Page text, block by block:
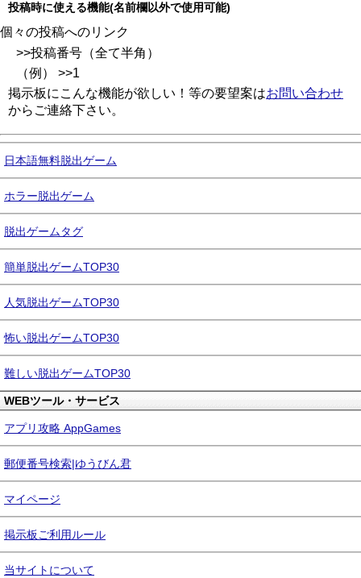
投稿時に使える機能(名前欄以外で使用可能)
個々の投稿へのリンク
>>投稿番号（全て半角）
（例） >>1
掲示板にこんな機能が欲しい！等の要望案はお問い合わせ
からご連絡下さい。
日本語無料脱出ゲーム
ホラー脱出ゲーム
脱出ゲームタグ
簡単脱出ゲームTOP30
人気脱出ゲームTOP30
怖い脱出ゲームTOP30
難しい脱出ゲームTOP30
WEBツール・サービス
アプリ攻略 AppGames
郵便番号検索|ゆうびん君
マイページ
掲示板ご利用ルール
当サイトについて